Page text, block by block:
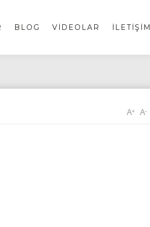
İLETİŞİM
VİDEOLAR
BLOG
A+ A-